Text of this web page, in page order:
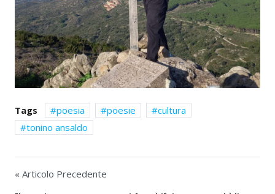
Tags poesia poesie
cultura
tonino ansaldo
« Articolo Precedente